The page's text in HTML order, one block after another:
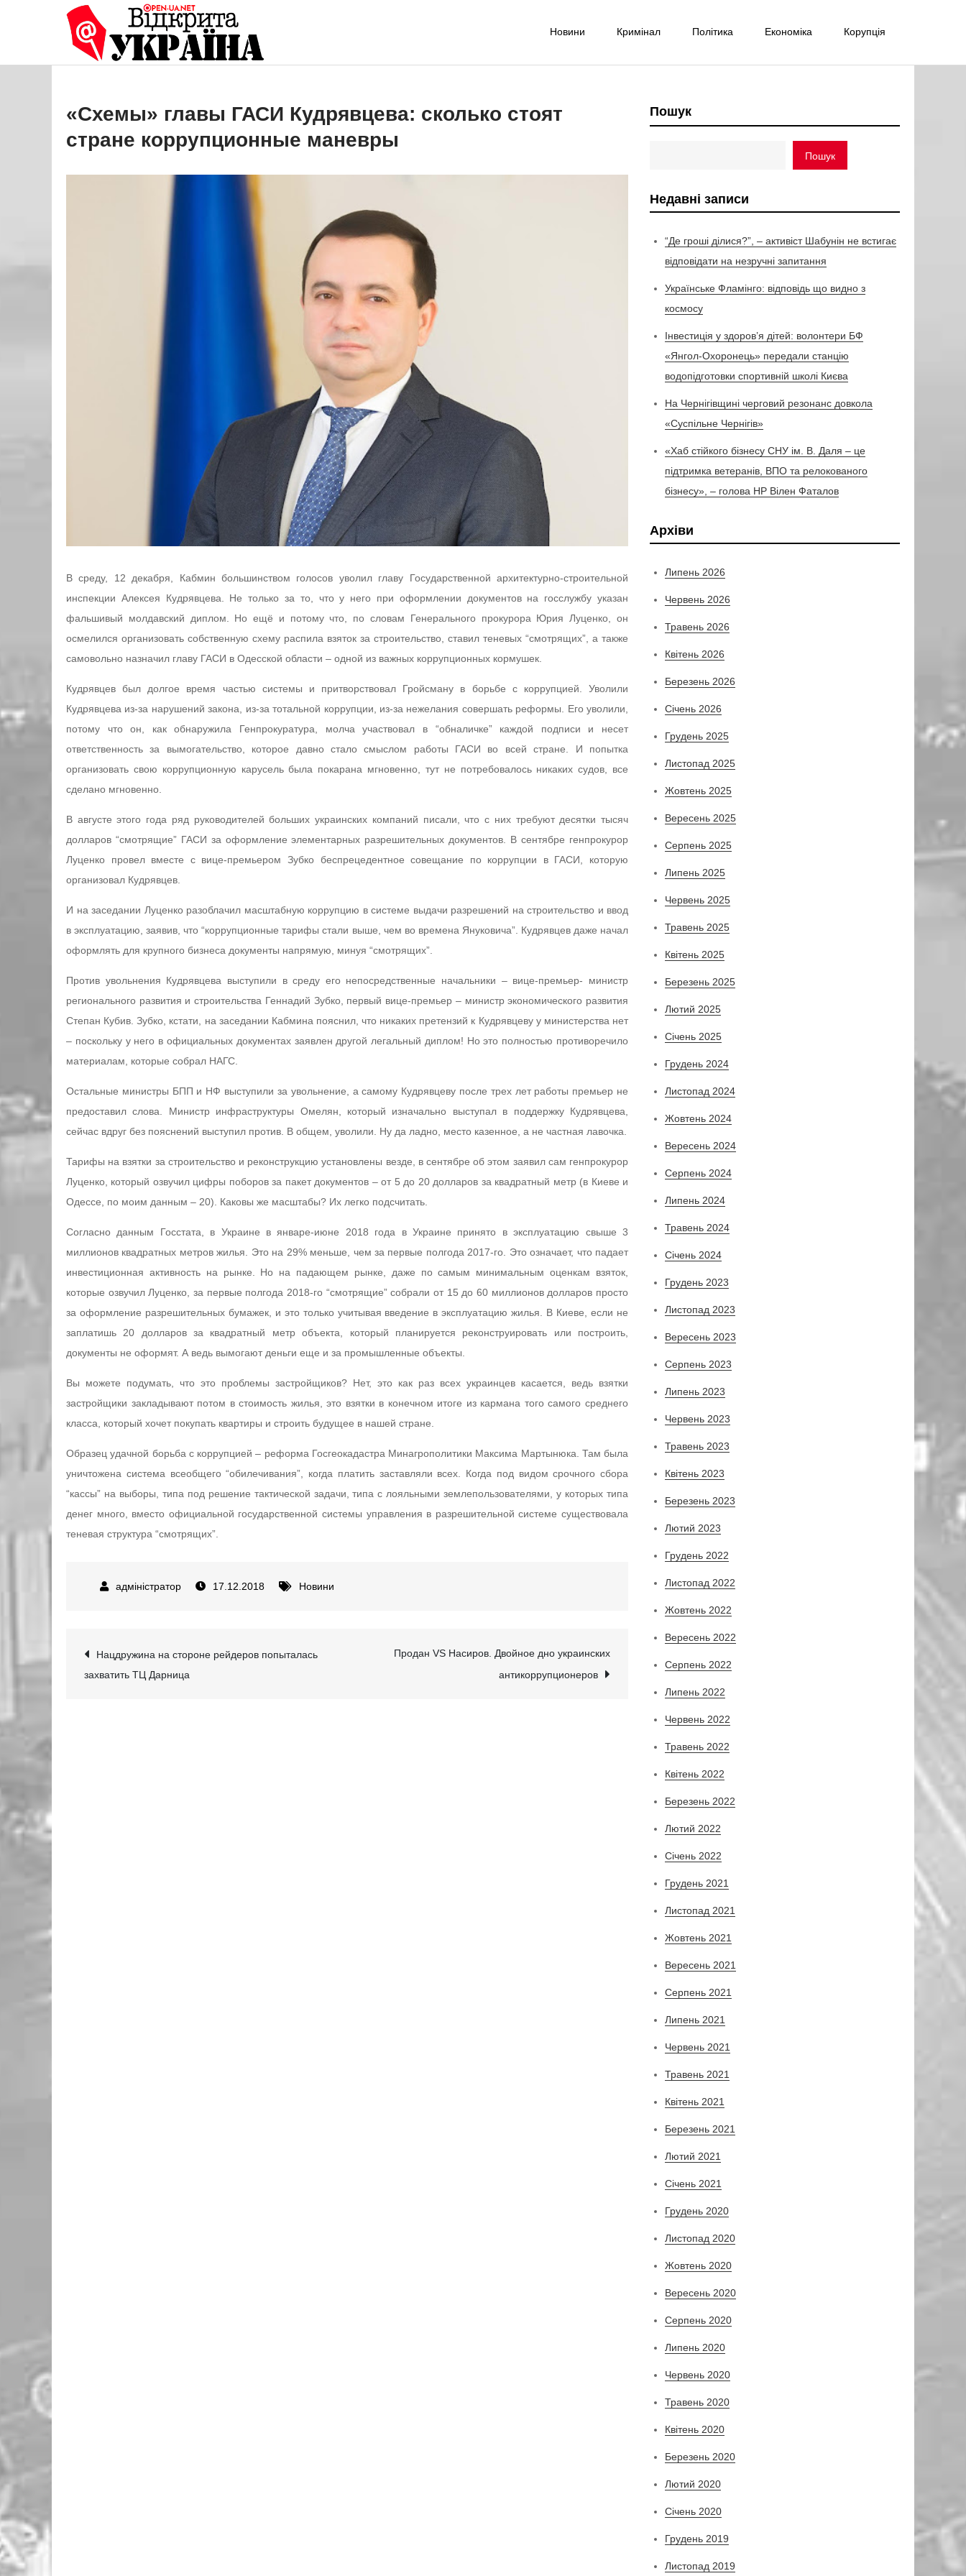
Новини Кримінал Політика Економіка Корупція
«Схемы» главы ГАСИ Кудрявцева: сколько стоят
стране коррупционные маневры
В среду, 12 декабря, Кабмин большинством голосов уволил главу Государственной архитектурно-строительной
инспекции Алексея Кудрявцева. Не только за то, что у него при оформлении документов на госслужбу указан
фальшивый молдавский диплом. Но ещё и потому что, по словам Генерального прокурора Юрия Луценко, он
осмелился организовать собственную схему распила взяток за строительство, ставил теневых “смотрящих”, а также
самовольно назначил главу ГАСИ в Одесской области – одной из важных коррупционных кормушек.
Кудрявцев был долгое время частью системы и притворствовал Гройсману в борьбе с коррупцией. Уволили
Кудрявцева из-за нарушений закона, из-за тотальной коррупции, из-за нежелания совершать реформы. Его уволили,
потому что он, как обнаружила Генпрокуратура, молча участвовал в “обналичке” каждой подписи и несет
ответственность за вымогательство, которое давно стало смыслом работы ГАСИ во всей стране. И попытка
организовать свою коррупционную карусель была покарана мгновенно, тут не потребовалось никаких судов, все
сделано мгновенно.
В августе этого года ряд руководителей больших украинских компаний писали, что с них требуют десятки тысяч
долларов “смотрящие” ГАСИ за оформление элементарных разрешительных документов. В сентябре генпрокурор
Луценко провел вместе с вице-премьером Зубко беспрецедентное совещание по коррупции в ГАСИ, которую
организовал Кудрявцев.
И на заседании Луценко разоблачил масштабную коррупцию в системе выдачи разрешений на строительство и ввод
в эксплуатацию, заявив, что “коррупционные тарифы стали выше, чем во времена Януковича”. Кудрявцев даже начал
оформлять для крупного бизнеса документы напрямую, минуя “смотрящих”.
Против увольнения Кудрявцева выступили в среду его непосредственные начальники – вице-премьер- министр
регионального развития и строительства Геннадий Зубко, первый вице-премьер – министр экономического развития
Степан Кубив. Зубко, кстати, на заседании Кабмина пояснил, что никаких претензий к Кудрявцеву у министерства нет
– поскольку у него в официальных документах заявлен другой легальный диплом! Но это полностью противоречило
материалам, которые собрал НАГС.
Остальные министры БПП и НФ выступили за увольнение, а самому Кудрявцеву после трех лет работы премьер не
предоставил слова. Министр инфраструктуры Омелян, который изначально выступал в поддержку Кудрявцева,
сейчас вдруг без пояснений выступил против. В общем, уволили. Ну да ладно, место казенное, а не частная лавочка.
Тарифы на взятки за строительство и реконструкцию установлены везде, в сентябре об этом заявил сам генпрокурор
Луценко, который озвучил цифры поборов за пакет документов – от 5 до 20 долларов за квадратный метр (в Киеве и
Одессе, по моим данным – 20). Каковы же масштабы? Их легко подсчитать.
Согласно данным Госстата, в Украине в январе-июне 2018 года в Украине принято в эксплуатацию свыше 3
миллионов квадратных метров жилья. Это на 29% меньше, чем за первые полгода 2017-го. Это означает, что падает
инвестиционная активность на рынке. Но на падающем рынке, даже по самым минимальным оценкам взяток,
которые озвучил Луценко, за первые полгода 2018-го “смотрящие” собрали от 15 до 60 миллионов долларов просто
за оформление разрешительных бумажек, и это только учитывая введение в эксплуатацию жилья. В Киеве, если не
заплатишь 20 долларов за квадратный метр объекта, который планируется реконструировать или построить,
документы не оформят. А ведь вымогают деньги еще и за промышленные объекты.
Вы можете подумать, что это проблемы застройщиков? Нет, это как раз всех украинцев касается, ведь взятки
застройщики закладывают потом в стоимость жилья, это взятки в конечном итоге из кармана того самого среднего
класса, который хочет покупать квартиры и строить будущее в нашей стране.
Образец удачной борьба с коррупцией – реформа Госгеокадастра Минагрополитики Максима Мартынюка. Там была
уничтожена система всеобщего “обилечивания”, когда платить заставляли всех. Когда под видом срочного сбора
“кассы” на выборы, типа под решение тактической задачи, типа с лояльными землепользователями, у которых типа
денег много, вместо официальной государственной системы управления в разрешительной системе существовала
теневая структура “смотрящих”.
17.12.2018 Новини
Навігація
Нацдружина на стороне рейдеров попыталась
захватить ТЦ Дарница
Продан VS Насиров. Двойное дно украинских
антикоррупционеров
Пошук
Пошук
Недавні записи
“Де гроші ділися?”, – активіст Шабунін не встигає
відповідати на незручні запитання
Українське Фламінго: відповідь що видно з
космосу
Інвестиція у здоров’я дітей: волонтери БФ
«Янгол-Охоронець» передали станцію
водопідготовки спортивній школі Києва
На Чернігівщині черговий резонанс довкола
«Суспільне Чернігів»
«Хаб стійкого бізнесу СНУ ім. В. Даля – це
підтримка ветеранів, ВПО та релокованого
бізнесу», – голова НР Вілен Фаталов
Архіви
Липень 2026
Червень 2026
Травень 2026
Квітень 2026
Березень 2026
Січень 2026
Грудень 2025
Листопад 2025
Жовтень 2025
Вересень 2025
Серпень 2025
Липень 2025
Червень 2025
Травень 2025
Квітень 2025
Березень 2025
Лютий 2025
Січень 2025
Грудень 2024
Листопад 2024
Жовтень 2024
Вересень 2024
Серпень 2024
Липень 2024
Травень 2024
Січень 2024
Грудень 2023
Листопад 2023
Вересень 2023
Серпень 2023
Липень 2023
Червень 2023
Травень 2023
Квітень 2023
Березень 2023
Лютий 2023
Грудень 2022
Листопад 2022
Жовтень 2022
Вересень 2022
Серпень 2022
Липень 2022
Червень 2022
Травень 2022
Квітень 2022
Березень 2022
Лютий 2022
Січень 2022
Грудень 2021
Листопад 2021
Жовтень 2021
Вересень 2021
Серпень 2021
Липень 2021
Червень 2021
Травень 2021
Квітень 2021
Березень 2021
Лютий 2021
Січень 2021
Грудень 2020
Листопад 2020
Жовтень 2020
Вересень 2020
Серпень 2020
Липень 2020
Червень 2020
Травень 2020
Квітень 2020
Березень 2020
Лютий 2020
Січень 2020
Грудень 2019
Листопад 2019